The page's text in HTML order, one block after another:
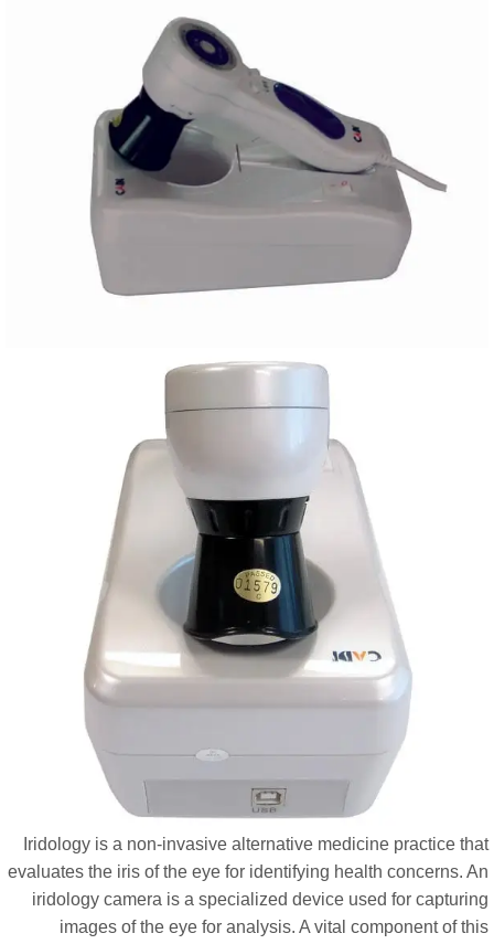
Iridology is a non-invasive alternative medicine practice
evaluates the iris of the eye for identifying health concerns.
iridology camera is a specialized device used for
images of the eye for analysis. A vital component of